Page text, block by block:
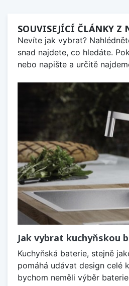
SOUVISEJÍCÍ ČLÁNKY Z
Nevíte jak vybrat?
snad najdete, co hledáte.
nebo napište a určitě
Jak vybrat kuchyňskou
Kuchyňská baterie, stejně
pomáhá udávat design celé
bychom neměli výběr